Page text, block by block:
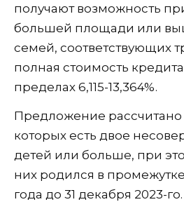
получают возможность
большей площади или
семей, соответствующих
полная стоимость кредита
пределах 6,115-13,364%.
Предложение
которых есть двое
детей или больше, при
них родился в промежутке
года до 31 декабря 2023-го.